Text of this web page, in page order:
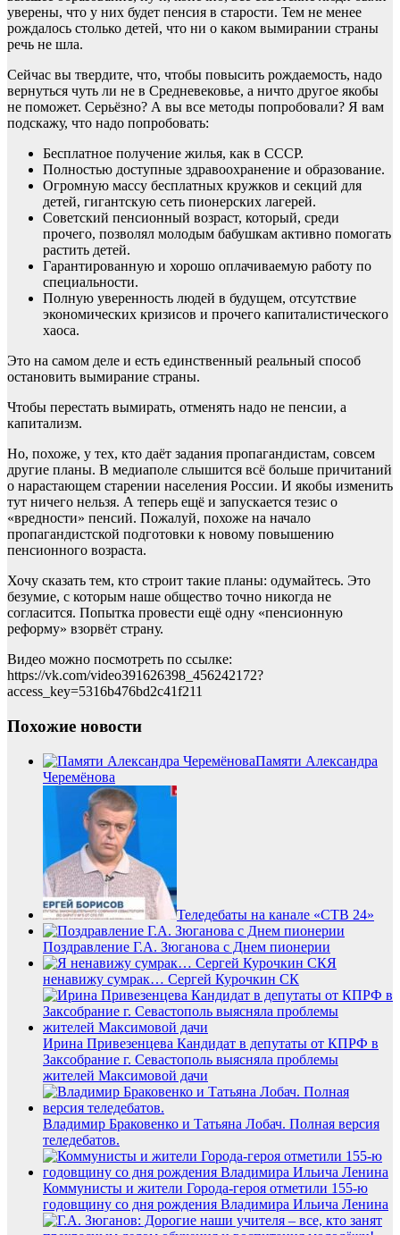
уверены, что у них будет пенсия в старости. Тем не менее
рождалось столько детей, что ни о каком вымирании страны
речь не шла.
Сейчас вы твердите, что, чтобы повысить рождаемость, надо
вернуться чуть ли не в Средневековье, а ничто другое якобы
не поможет. Серьёзно? А вы все методы попробовали? Я вам
подскажу, что надо попробовать:
Бесплатное получение жилья, как в СССР.
Полностью доступные здравоохранение и образование.
Огромную массу бесплатных кружков и секций для
детей, гигантскую сеть пионерских лагерей.
Советский пенсионный возраст, который, среди
прочего, позволял молодым бабушкам активно помогать
растить детей.
Гарантированную и хорошо оплачиваемую работу по
специальности.
Полную уверенность людей в будущем, отсутствие
экономических кризисов и прочего капиталистического
хаоса.
Это на самом деле и есть единственный реальный способ
остановить вымирание страны.
Чтобы перестать вымирать, отменять надо не пенсии, а
капитализм.
Но, похоже, у тех, кто даёт задания пропагандистам, совсем
другие планы. В медиаполе слышится всё больше причитаний
о нарастающем старении населения России. И якобы изменить
тут ничего нельзя. А теперь ещё и запускается тезис о
«вредности» пенсий. Пожалуй, похоже на начало
пропагандистской подготовки к новому повышению
пенсионного возраста.
Хочу сказать тем, кто строит такие планы: одумайтесь. Это
безумие, с которым наше общество точно никогда не
согласится. Попытка провести ещё одну «пенсионную
реформу» взорвёт страну.
Видео можно посмотреть по ссылке:
https://vk.com/video391626398_456242172?
access_key=5316b476bd2c41f211
Похожие новости
Памяти Александра
Черемёнова
Теледебаты на канале «СТВ 24»
Поздравление Г.А. Зюганова с Днем пионерии
Я
ненавижу сумрак… Сергей Курочкин СК
Ирина Привезенцева Кандидат в депутаты от КПРФ в
Заксобрание г. Севастополь выясняла проблемы
жителей Максимовой дачи
Владимир Браковенко и Татьяна Лобач. Полная версия
теледебатов.
Коммунисты и жители Города-героя отметили 155-ю
годовщину со дня рождения Владимира Ильича Ленина